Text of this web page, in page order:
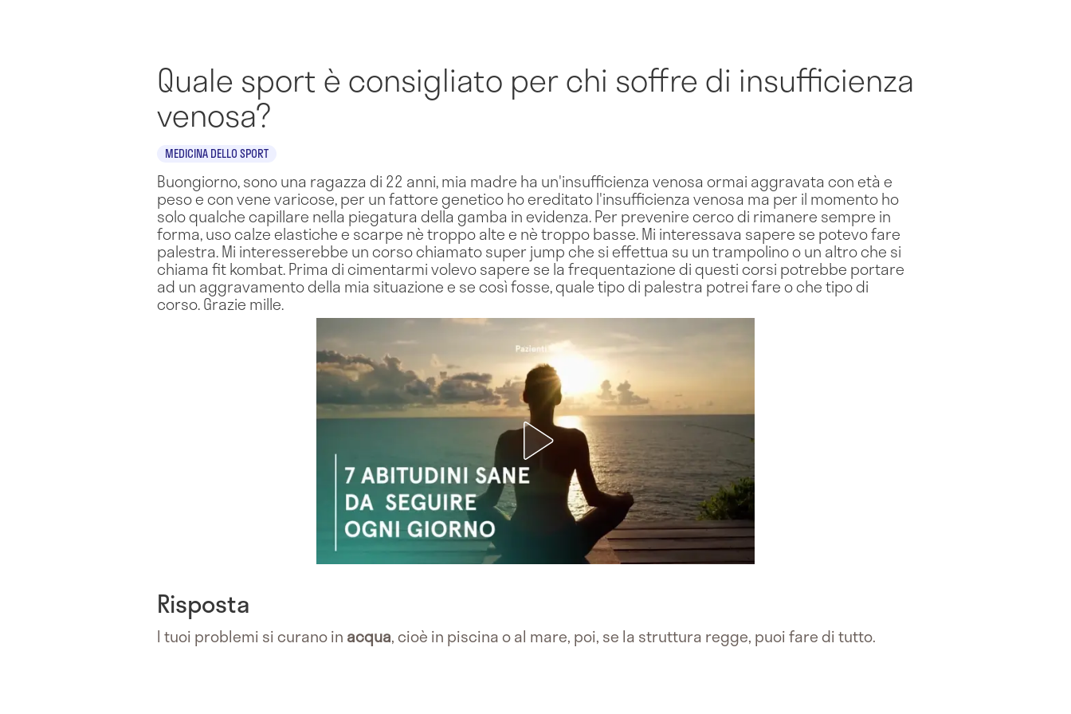
Quale sport è consigliato per chi soffre di insufficienza
venosa?
MEDICINA DELLO SPORT
Buongiorno, sono una ragazza di 22 anni, mia madre ha un'insufficienza venosa ormai aggravata con età e
peso e con vene varicose, per un fattore genetico ho ereditato l'insufficienza venosa ma per il momento ho
solo qualche capillare nella piegatura della gamba in evidenza. Per prevenire cerco di rimanere sempre in
forma, uso calze elastiche e scarpe nè troppo alte e nè troppo basse. Mi interessava sapere se potevo fare
palestra. Mi interesserebbe un corso chiamato super jump che si effettua su un trampolino o un altro che si
chiama fit kombat. Prima di cimentarmi volevo sapere se la frequentazione di questi corsi potrebbe portare
ad un aggravamento della mia situazione e se così fosse, quale tipo di palestra potrei fare o che tipo di
corso. Grazie mille.
Risposta
I tuoi problemi si curano in acqua, cioè in piscina o al mare, poi, se la struttura regge, puoi fare di tutto.